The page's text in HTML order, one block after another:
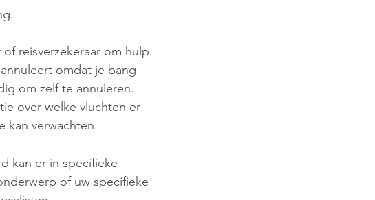
reisverzekeraar om hulp.
omdat je bang
om zelf te annuleren.
over welke vluchten er
kan verwachten.
kan er in specifieke
of uw specifieke